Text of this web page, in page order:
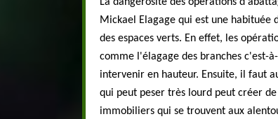
La dangerosité des opérations
Mickael Elagage qui est une habituée
des espaces verts. En effet, les
comme l'élagage des branches c'est-
intervenir en hauteur. Ensuite, il faut
qui peut peser très lourd peut créer
immobiliers qui se trouvent aux